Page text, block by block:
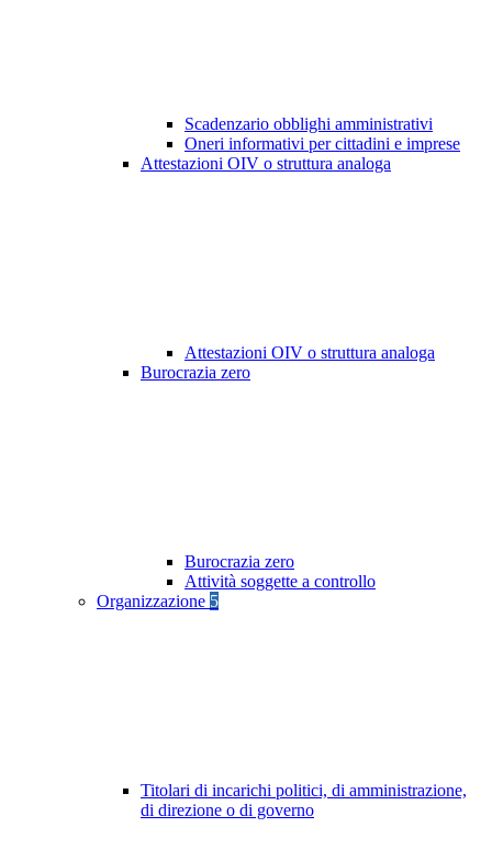
Scadenzario obblighi amministrativi
Oneri informativi per cittadini e imprese
Attestazioni OIV o struttura analoga
Attestazioni OIV o struttura analoga
Burocrazia zero
Burocrazia zero
Attività soggette a controllo
Organizzazione 5
Titolari di incarichi politici, di amministrazione,
di direzione o di governo